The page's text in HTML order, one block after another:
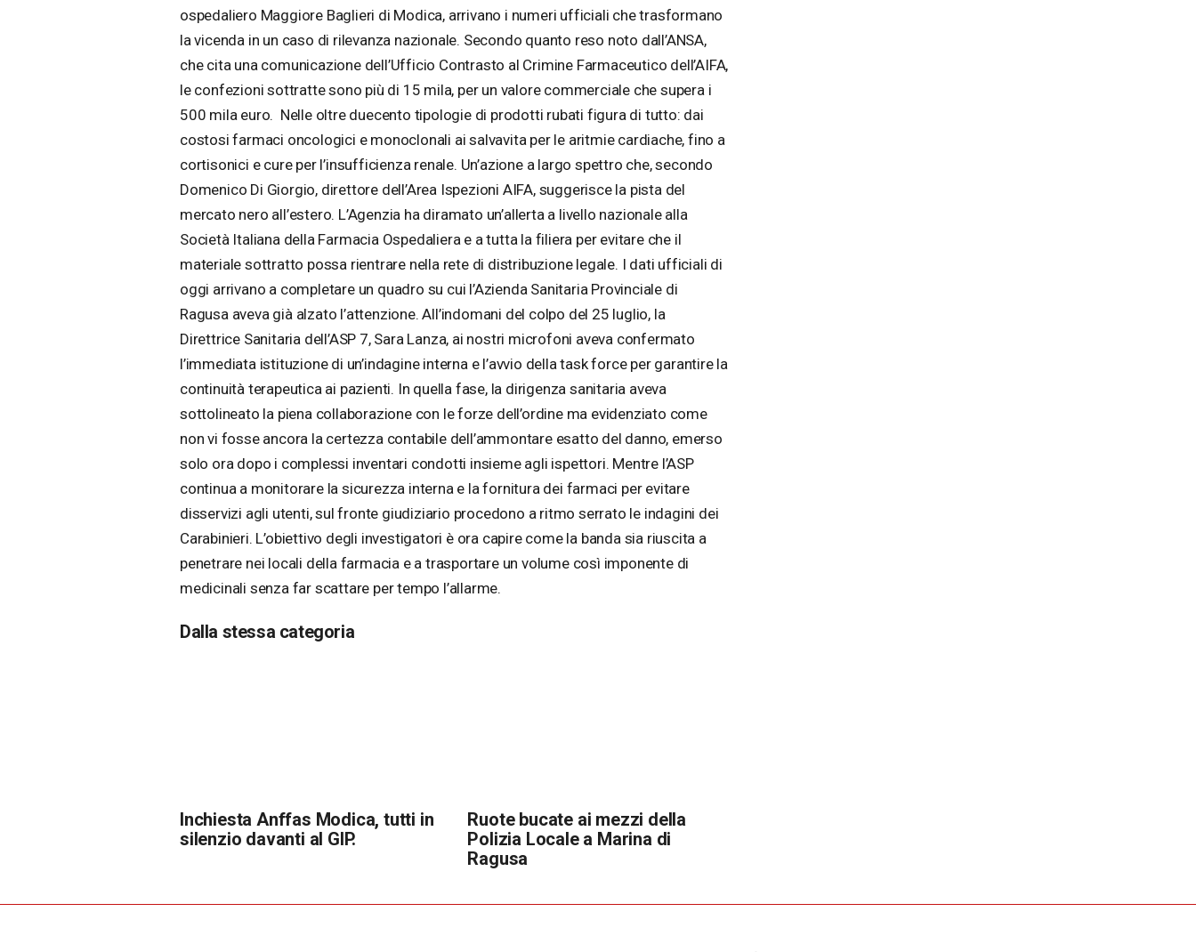
ospedaliero Maggiore Baglieri di Modica, arrivano i numeri ufficiali che trasformano
la vicenda in un caso di rilevanza nazionale. Secondo quanto reso noto dall’ANSA,
che cita una comunicazione dell’Ufficio Contrasto al Crimine Farmaceutico dell’AIFA,
le confezioni sottratte sono più di 15 mila, per un valore commerciale che supera i
500 mila euro. Nelle oltre duecento tipologie di prodotti rubati figura di tutto: dai
costosi farmaci oncologici e monoclonali ai salvavita per le aritmie cardiache, fino a
cortisonici e cure per l’insufficienza renale. Un’azione a largo spettro che, secondo
Domenico Di Giorgio, direttore dell’Area Ispezioni AIFA, suggerisce la pista del
mercato nero all’estero. L’Agenzia ha diramato un’allerta a livello nazionale alla
Società Italiana della Farmacia Ospedaliera e a tutta la filiera per evitare che il
materiale sottratto possa rientrare nella rete di distribuzione legale. I dati ufficiali di
oggi arrivano a completare un quadro su cui l’Azienda Sanitaria Provinciale di
Ragusa aveva già alzato l’attenzione. All’indomani del colpo del 25 luglio, la
Direttrice Sanitaria dell’ASP 7, Sara Lanza, ai nostri microfoni aveva confermato
l’immediata istituzione di un’indagine interna e l’avvio della task force per garantire la
continuità terapeutica ai pazienti. In quella fase, la dirigenza sanitaria aveva
sottolineato la piena collaborazione con le forze dell’ordine ma evidenziato come
non vi fosse ancora la certezza contabile dell’ammontare esatto del danno, emerso
solo ora dopo i complessi inventari condotti insieme agli ispettori. Mentre l’ASP
continua a monitorare la sicurezza interna e la fornitura dei farmaci per evitare
disservizi agli utenti, sul fronte giudiziario procedono a ritmo serrato le indagini dei
Carabinieri. L’obiettivo degli investigatori è ora capire come la banda sia riuscita a
penetrare nei locali della farmacia e a trasportare un volume così imponente di
medicinali senza far scattare per tempo l’allarme.
Dalla stessa categoria
Inchiesta Anffas Modica, tutti in
silenzio davanti al GIP.
Ruote bucate ai mezzi della
Polizia Locale a Marina di
Ragusa